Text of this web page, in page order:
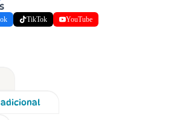
TikTok YouTube